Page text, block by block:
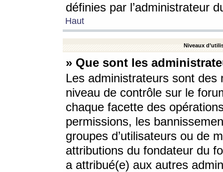
définies par l’administrateur
Haut
Niveaux
» Que sont les
Les administrateurs sont
niveau de contrôle sur le
chaque facette des
permissions, les
groupes d’utilisateurs ou de
attributions du fondateur du
a attribué(e) aux autres